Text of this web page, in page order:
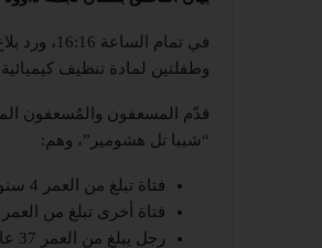
وطفلتين لمادة تنظيف
قدّم المسعفون والمُسعفون
“شيبا تل هشومير”، وهم:
فتاة تبلغ من العمر 4 سنوات بحالة متوسطة، تعاني من حروق من الدرجة الثانية في نحو 17% من جسدها.
فتاة أخرى تبلغ من العمر 6 سنوات بحالة متوسطة أيضًا، تعاني من حروق من الدرجة الثانية في نحو 5% من جسدها.
رجل يبلغ من العمر 37 عامًا بحالة طفيفة، يعاني من حروق من الدرجة الثانية في نحو 10.5% من جسده.